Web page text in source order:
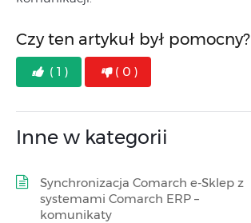
Czy ten artykuł był pomocny?
( 1 ) ( 0 )
Inne w kategorii
Synchronizacja Comarch e-Sklep z
systemami Comarch ERP –
komunikaty